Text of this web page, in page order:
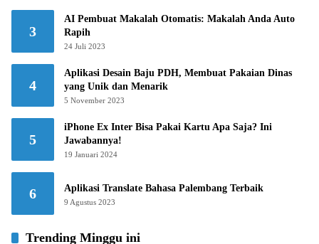
3
AI Pembuat Makalah Otomatis: Makalah Anda Auto
Rapih
24 Juli 2023
4
Aplikasi Desain Baju PDH, Membuat Pakaian Dinas
yang Unik dan Menarik
5 November 2023
5
iPhone Ex Inter Bisa Pakai Kartu Apa Saja? Ini
Jawabannya!
19 Januari 2024
6 Aplikasi Translate Bahasa Palembang Terbaik
9 Agustus 2023
Trending Minggu ini